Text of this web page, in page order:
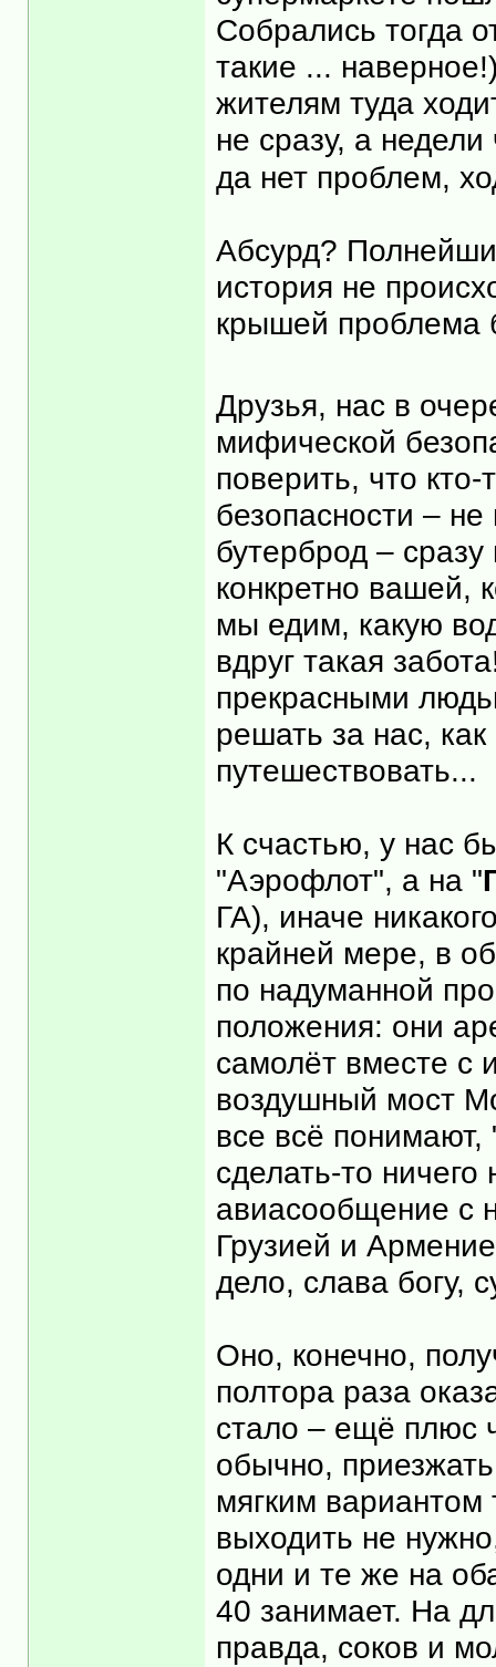
Собрались тогда
такие ...
жителям туда
не сразу, а
да нет проблем,
Абсурд?
история не
крышей проблема
Друзья, нас в
мифической
поверить, что
безопасности –
бутерброд –
конкретно вашей,
мы едим, какую
вдруг такая
прекрасными
решать за нас,
путешествовать...
К счастью, у нас
"Аэрофлот", а на "
ГА), иначе
крайней мере, в
по надуманной
положения: они
самолёт вместе с
воздушный мост
все всё
сделать-то
авиасообщение с
Грузией и
дело, слава богу,
Оно, конечно,
полтора раза
стало – ещё плюс
обычно,
мягким
выходить не
одни и те же на
40 занимает. На
правда, соков и